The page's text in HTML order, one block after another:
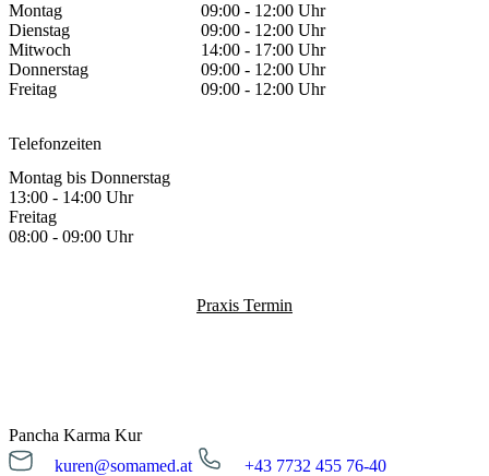
Montag
09:00 - 12:00 Uhr
Dienstag
09:00 - 12:00 Uhr
Mitwoch
14:00 - 17:00 Uhr
Donnerstag
09:00 - 12:00 Uhr
Freitag
09:00 - 12:00 Uhr
Telefonzeiten
Montag bis Donnerstag
13:00 - 14:00 Uhr
Freitag
08:00 - 09:00 Uhr
Praxis Termin
Pancha Karma Kur
kuren@somamed.at
+43 7732 455 76-40